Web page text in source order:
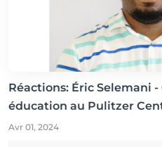
Réactions: Éric Selemani
éducation au Pulitzer
Avr 01, 2024